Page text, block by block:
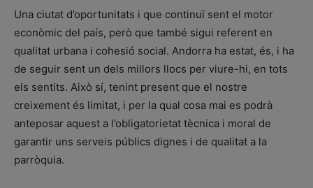
Una ciutat d’oportunitats i que continuï sent el motor
econòmic del país, però que també sigui referent en
qualitat urbana i cohesió social. Andorra ha estat, és, i ha
de seguir sent un dels millors llocs per viure-hi, en tots
els sentits. Això sí, tenint present que el nostre
creixement és limitat, i per la qual cosa mai es podrà
anteposar aquest a l’obligatorietat tècnica i moral de
garantir uns serveis públics dignes i de qualitat a la
parròquia.